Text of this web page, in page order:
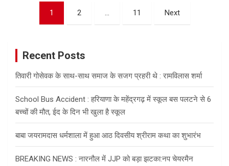
navigation
1 2 … 11 Next
Recent Posts
तिवारी गोसेवक के साथ-साथ समाज के सजग प्रहरी थे : रामविलास शर्मा
School Bus Accident : हरियाणा के महेंद्रगढ़ में स्कूल बस पलटने से 6
बच्चों की मौत, ईद के दिन भी खुला है स्कूल
बाबा जयरामदास धर्मशाला में हुआ आठ दिवसीय श्रीराम कथा का शुभारंभ
BREAKING NEWS : नारनौल में JJP को बड़ा झटका:नप चेयरमैन